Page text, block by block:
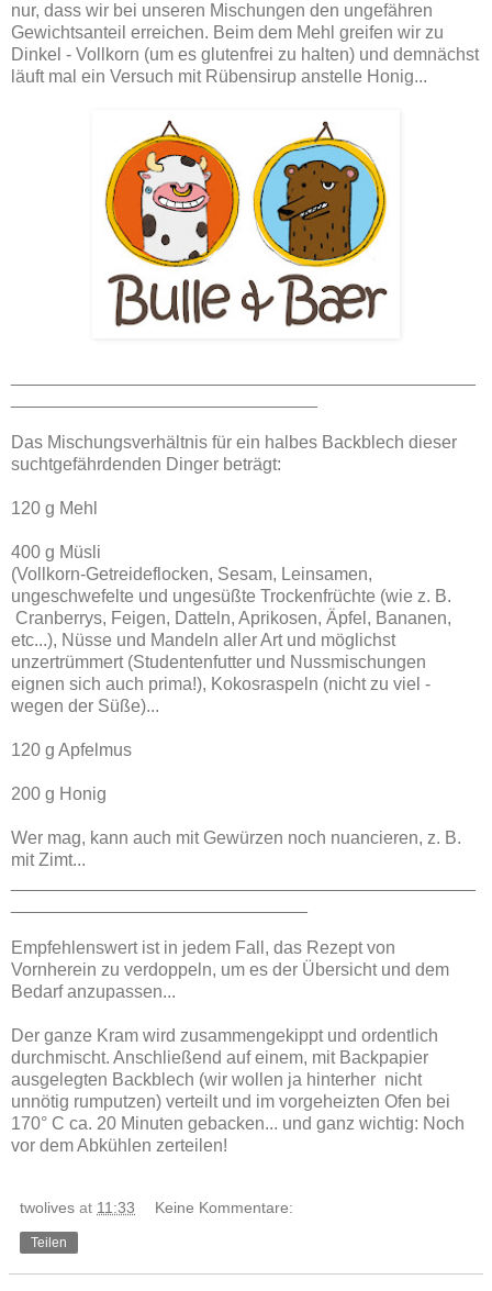
nur, dass wir bei unseren Mischungen den ungefähren
Gewichtsanteil erreichen. Beim dem Mehl greifen wir zu
Dinkel - Vollkorn (um es glutenfrei zu halten) und demnächst
läuft mal ein Versuch mit Rübensirup anstelle Honig...
Das Mischungsverhältnis für ein halbes Backblech dieser
suchtgefährdenden Dinger beträgt:
120 g Mehl
400 g Müsli
(Vollkorn-Getreideflocken, Sesam, Leinsamen,
ungeschwefelte und ungesüßte Trockenfrüchte (wie z. B.
Cranberrys, Feigen, Datteln, Aprikosen, Äpfel, Bananen,
etc...), Nüsse und Mandeln aller Art und möglichst
unzertrümmert (Studentenfutter und Nussmischungen
eignen sich auch prima!), Kokosraspeln (nicht zu viel -
wegen der Süße)...
120 g Apfelmus
200 g Honig
Wer mag, kann auch mit Gewürzen noch nuancieren, z. B.
mit Zimt...
Empfehlenswert ist in jedem Fall, das Rezept von
Vornherein zu verdoppeln, um es der Übersicht und dem
Bedarf anzupassen...
Der ganze Kram wird zusammengekippt und ordentlich
durchmischt. Anschließend auf einem, mit Backpapier
ausgelegten Backblech (wir wollen ja hinterher nicht
unnötig rumputzen) verteilt und im vorgeheizten Ofen bei
170° C ca. 20 Minuten gebacken... und ganz wichtig: Noch
vor dem Abkühlen zerteilen!
twolives at 11:33 Keine Kommentare:
Teilen